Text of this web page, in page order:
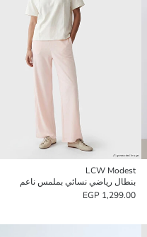
LCW Modest
بنطال رياضي نسائي بملمس ناعم
1,299.00 EGP